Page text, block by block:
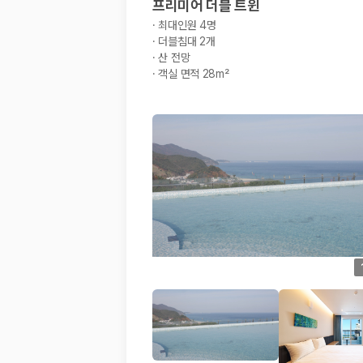
프리미어 더블 트윈
·최대인원 4명
· 더블침대 2개
·산 전망
·객실 면적 28m²